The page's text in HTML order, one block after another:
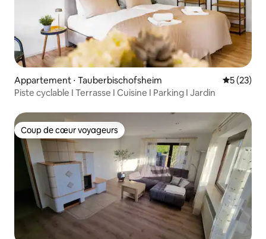
Appartement ⋅ Tauberbischofsheim
5 (23)
Piste cyclable I Terrasse I Cuisine I Parking I Jardin
Coup de cœur voyageurs
Coup de cœur voyageurs